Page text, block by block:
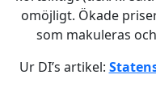
omöjligt. Ökade
som makuleras
Ur DI’s artikel: